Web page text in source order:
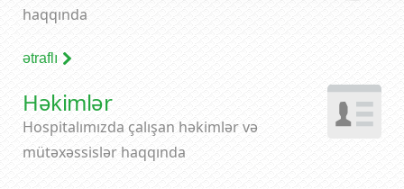
haqqında
ətraflı
Həkimlər
Hospitalımızda çalışan həkimlər və
mütəxəssislər haqqında